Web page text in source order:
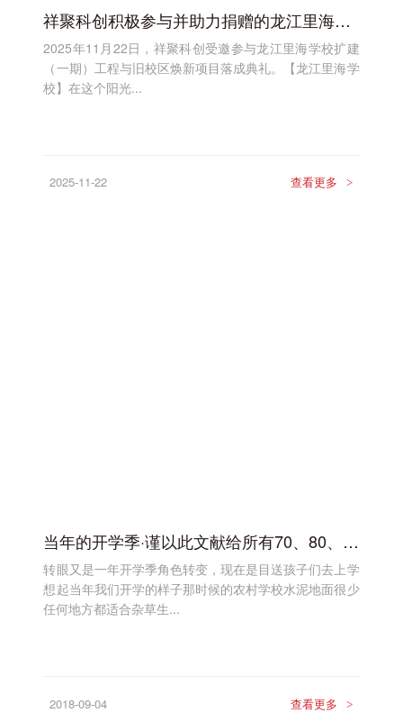
祥聚科创积极参与并助力捐赠的龙江里海学校扩建（一期）工程与旧校区焕新项目落成典礼圆满举行
2025年11月22日，祥聚科创受邀参与龙江里海学校扩建
（一期）工程与旧校区焕新项目落成典礼。【龙江里海学
校】在这个阳光...
2025-11-22 查看更多 >
当年的开学季·谨以此文献给所有70、80、90后
转眼又是一年开学季角色转变，现在是目送孩子们去上学
想起当年我们开学的样子那时候的农村学校水泥地面很少
任何地方都适合杂草生...
2018-09-04 查看更多 >